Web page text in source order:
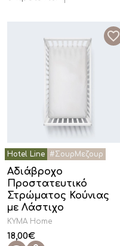
Αδιάβροχο
Προστατευτικό
Στρώματος Κούνιας
με Λάστιχο
KYMA Home
18,00€